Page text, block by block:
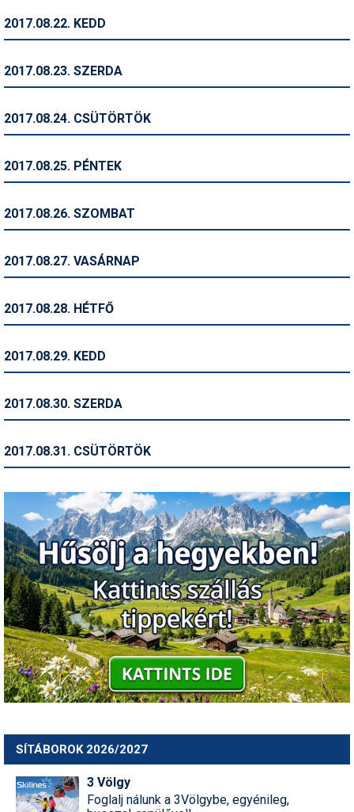
Telemark
Történelem
Utazási tippek
2017.08.22. KEDD
2017.08.23. SZERDA
2017.08.24. CSÜTÖRTÖK
2017.08.25. PÉNTEK
2017.08.26. SZOMBAT
2017.08.27. VASÁRNAP
2017.08.28. HÉTFŐ
2017.08.29. KEDD
2017.08.30. SZERDA
2017.08.31. CSÜTÖRTÖK
SÍTÁBOROK 2026/2027
3 Völgy
Foglalj nálunk a 3Völgybe, egyénileg,